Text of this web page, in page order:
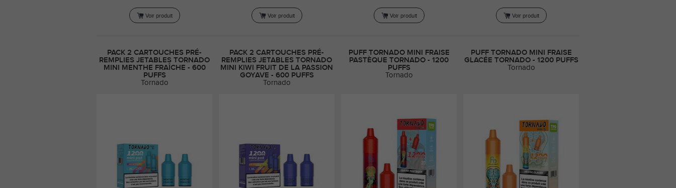
Voir produit Voir produit Voir produit Voir produit
PACK 2 CARTOUCHES PRÉ-
REMPLIES JETABLES TORNADO
MINI MENTHE FRAÎCHE - 600
PUFFS
Tornado
PACK 2 CARTOUCHES PRÉ-
REMPLIES JETABLES TORNADO
MINI KIWI FRUIT DE LA PASSION
GOYAVE - 600 PUFFS
Tornado
PUFF TORNADO MINI FRAISE
PASTÈQUE TORNADO - 1200
PUFFS
Tornado
PUFF TORNADO MINI FRAISE
GLACÉE TORNADO - 1200 PUFFS
Tornado